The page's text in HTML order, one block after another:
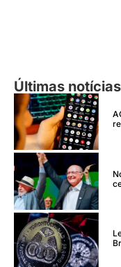
Últimas notícias